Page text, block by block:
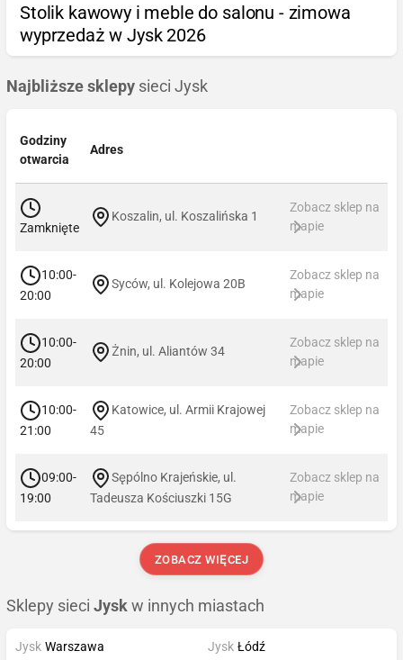
Stolik kawowy i meble do salonu - zimowa
wyprzedaż w Jysk 2026
Najbliższe sklepy sieci Jysk
Godziny
otwarcia
Adres
Zamknięte
Koszalin, ul. Koszalińska 1
Zobacz sklep na
mapie
10:00-
20:00
Syców, ul. Kolejowa 20B
Zobacz sklep na
mapie
10:00-
20:00
Żnin, ul. Aliantów 34
Zobacz sklep na
mapie
10:00-
21:00
Katowice, ul. Armii Krajowej
45
Zobacz sklep na
mapie
09:00-
19:00
Sępólno Krajeńskie, ul.
Tadeusza Kościuszki 15G
Zobacz sklep na
mapie
ZOBACZ WIĘCEJ
Sklepy sieci Jysk w innych miastach
Jysk Warszawa
Jysk Łódź